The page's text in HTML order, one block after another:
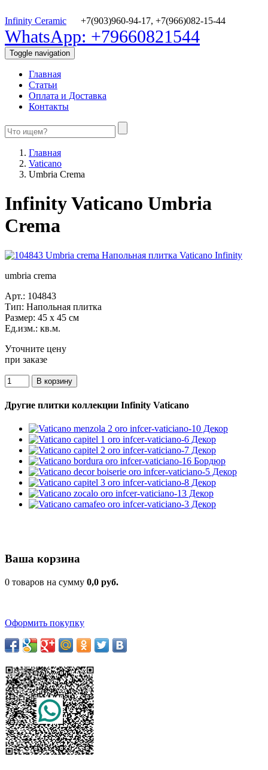
Infinity Ceramic +7(903)960-94-17, +7(966)082-15-44
WhatsApp: +79660821544
Toggle navigation
Главная
Статьи
Оплата и Доставка
Контакты
Главная
Vaticano
Umbria Crema
Infinity Vaticano Umbria
Crema
umbria crema
Арт.: 104843
Тип: Напольная плитка
Размер: 45 x 45 см
Ед.изм.: кв.м.
Уточните цену
при заказе
Другие плитки коллекции Infinity Vaticano
Ваша корзина
0 товаров на сумму 0,0 руб.
Оформить покупку